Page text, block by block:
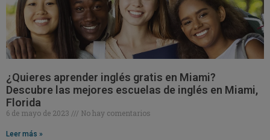
¿Quieres aprender inglés gratis en Miami?
Descubre las mejores escuelas de inglés en Miami,
Florida
6 de mayo de 2023 No hay comentarios
Leer más »